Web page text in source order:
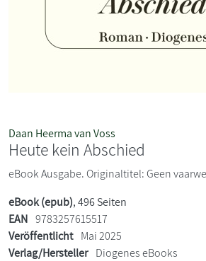
Daan Heerma van Voss
Heute kein Abschied
eBook Ausgabe. Originaltitel: Geen
eBook (epub), 496 Seiten
EAN 9783257615517
Veröffentlicht Mai 2025
Verlag/Hersteller Diogenes eBooks